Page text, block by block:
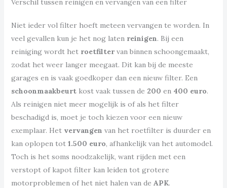
Verschil tussen reinigen en vervangen van een filter
Niet ieder vol filter hoeft meteen vervangen te worden. In
veel gevallen kun je het nog laten reinigen. Bij een
reiniging wordt het roetfiltervan binnen schoongemaakt,
zodat het weer langer meegaat. Dit kan bij de meeste
garages en is vaak goedkoper dan een nieuw filter. Een
schoonmaakbeurtkost vaak tussen de 200 en 400 euro.
Als reinigen niet meer mogelijk is of als het filter
beschadigd is, moet je toch kiezen voor een nieuw
exemplaar. Het vervangen van het roetfilter is duurder en
kan oplopen tot 1.500 euro, afhankelijk van het automodel.
Toch is het soms noodzakelijk, want rijden met een
verstopt of kapot filter kan leiden tot grotere
motorproblemen of het niet halen van de APK.